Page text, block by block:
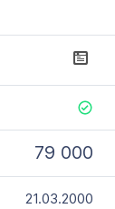
79 000
21.03.2000